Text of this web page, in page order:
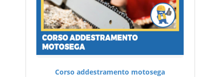
Corso addestramento motosega